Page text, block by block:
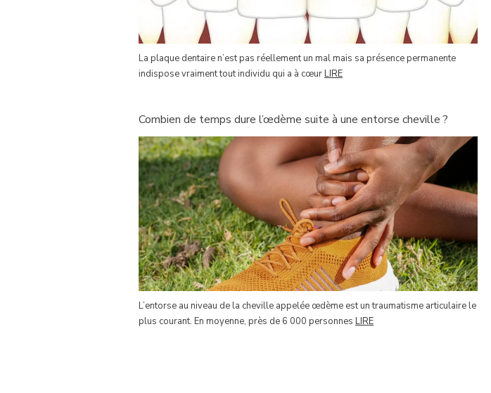
La plaque dentaire n’est pas réellement un mal mais sa présence permanente
indispose vraiment tout individu qui a à cœurLIRE
Combien de temps dure l’œdème suite à une entorse cheville ?
L’entorse au niveau de la cheville appelée œdème est un traumatisme articulaire le
plus courant. En moyenne, près de 6 000 personnes LIRE